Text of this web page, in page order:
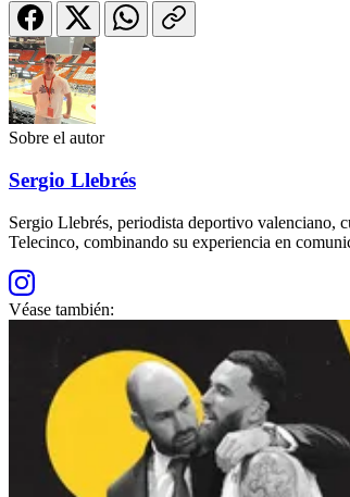
Sobre el autor
Sergio Llebrés
Sergio Llebrés, periodista deportivo valenciano,
Telecinco, combinando su experiencia en
Véase también: